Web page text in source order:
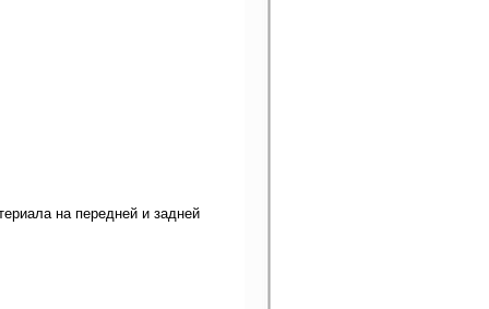
на передней и задней